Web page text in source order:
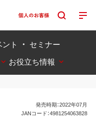
ント ・ セミナー
お役立ち情報
発売時期：2022年07月
JANコード：4981254063828